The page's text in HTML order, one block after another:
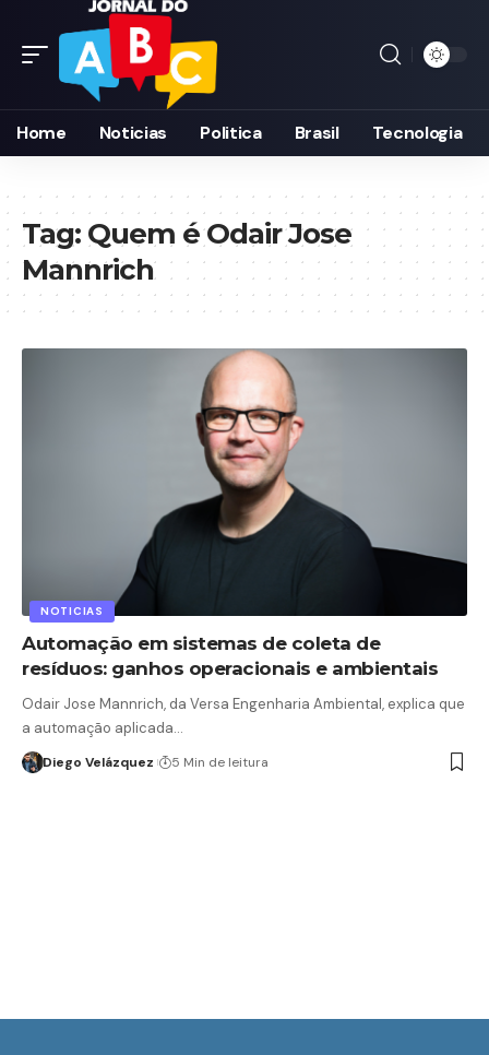
Home Noticias Politica Brasil Tecnologia
Tag: Quem é Odair Jose
Mannrich
NOTICIAS
Automação em sistemas de coleta de
resíduos: ganhos operacionais e ambientais
Odair Jose Mannrich, da Versa Engenharia Ambiental, explica que
a automação aplicada…
Diego Velázquez 5 Min de leitura